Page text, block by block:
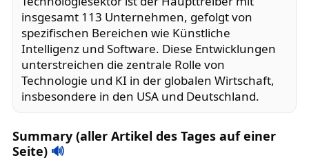
insgesamt 113 Unternehmen, gefolgt von
spezifischen Bereichen wie Künstliche
Intelligenz und Software. Diese Entwicklungen
unterstreichen die zentrale Rolle von
Technologie und KI in der globalen Wirtschaft,
insbesondere in den USA und Deutschland.
Summary (aller Artikel des Tages auf einer
Seite) 🔊